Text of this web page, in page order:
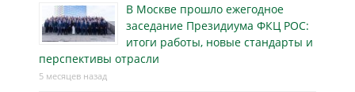
В Москве прошло ежегодное
заседание Президиума ФКЦ РОС:
итоги работы, новые стандарты и
перспективы отрасли
5 месяцев назад